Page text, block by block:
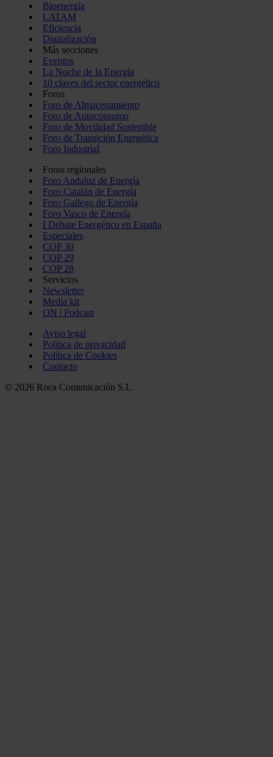
Bioenergía
LATAM
Eficiencia
Digitalización
Más secciones
Eventos
La Noche de la Energía
10 claves del sector energético
Foros
Foro de Almacenamiento
Foro de Autoconsumo
Foro de Movilidad Sostenible
Foro de Transición Energética
Foro Industrial
Foros regionales
Foro Andaluz de Energía
Foro Catalán de Energía
Foro Gallego de Energía
Foro Vasco de Energía
I Debate Energético en España
Especiales
COP 30
COP 29
COP 28
Servicios
Newsletter
Media kit
ON | Podcast
Aviso legal
Política de privacidad
Política de Cookies
Contacto
© 2026 Roca Comunicación S.L.